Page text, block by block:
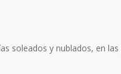
soleados y nublados, en las